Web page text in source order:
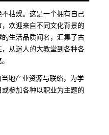
枯燥。这是一个拥有自己
欢迎来自不同文化背景的
生活品质闻名，汇集了古
从迷人的大教堂到各种各
地产业资源与联络，为学
参加各种以职业为主题的